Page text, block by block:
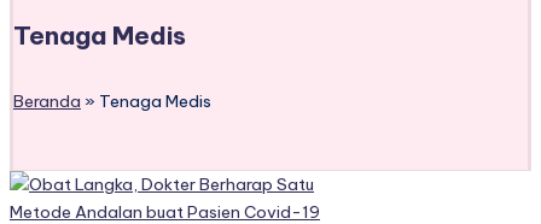
Tenaga Medis
Beranda » Tenaga Medis